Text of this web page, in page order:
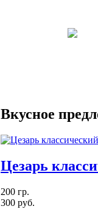
Вкусное
Цезарь
200 гр.
300 руб.